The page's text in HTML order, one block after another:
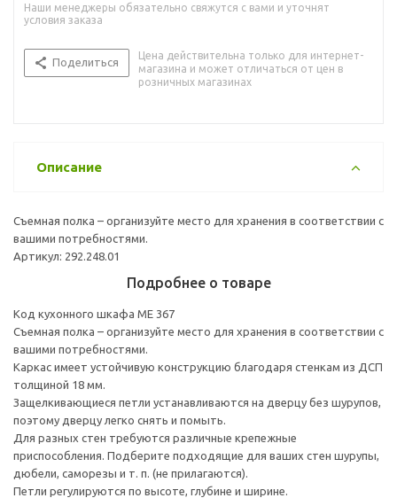
Наши менеджеры обязательно свяжутся с вами и уточнят
условия заказа
Поделиться
Цена действительна только для интернет-
магазина и может отличаться от цен в
розничных магазинах
Описание
Съемная полка – организуйте место для хранения в соответствии с
вашими потребностями.
Артикул: 292.248.01
Подробнее о товаре
Код кухонного шкафа ME 367
Съемная полка – организуйте место для хранения в соответствии с
вашими потребностями.
Каркас имеет устойчивую конструкцию благодаря стенкам из ДСП
толщиной 18 мм.
Защелкивающиеся петли устанавливаются на дверцу без шурупов,
поэтому дверцу легко снять и помыть.
Для разных стен требуются различные крепежные
приспособления. Подберите подходящие для ваших стен шурупы,
дюбели, саморезы и т. п. (не прилагаются).
Петли регулируются по высоте, глубине и ширине.